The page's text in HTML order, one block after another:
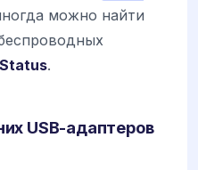
можно найти
Status.
USB-адаптеров